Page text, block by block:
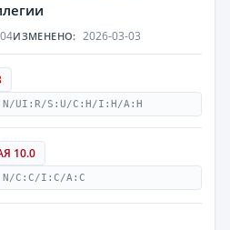
ИЗМЕНЕНО: 2026-03-03
UI:R/S:U/C:H/I:H/A:H
10.0
C:C/I:C/A:C